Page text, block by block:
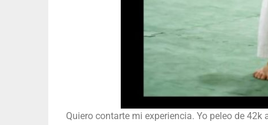
Quiero contarte mi experiencia. Yo peleo de